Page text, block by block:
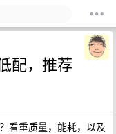
配，推荐
看重质量，能耗，以及